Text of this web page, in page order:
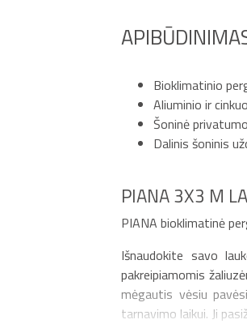
Bioklimatinio
Aliuminio ir
Šoninė
Dalinis šoninis
PIANA 3X3 M
PIANA bioklimatinė
Išnaudokite savo
pakreipiamomis
mėgautis vėsiu
tarnavimo laikui. Ji